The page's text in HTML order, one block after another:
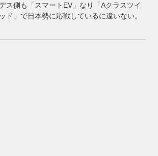
ス側も「スマートEV」なり「Aクラスツイ
ド」で日本勢に応戦しているに違いない。